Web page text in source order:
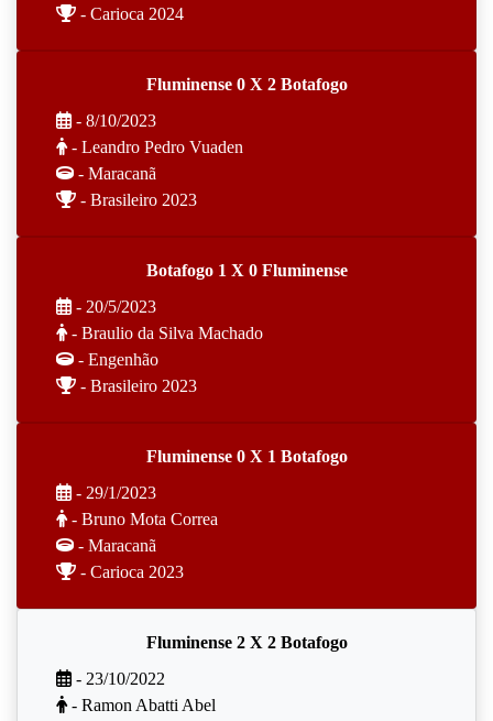
- Carioca 2024
Fluminense 0 X 2 Botafogo
- 8/10/2023
- Leandro Pedro Vuaden
- Maracanã
- Brasileiro 2023
Botafogo 1 X 0 Fluminense
- 20/5/2023
- Braulio da Silva Machado
- Engenhão
- Brasileiro 2023
Fluminense 0 X 1 Botafogo
- 29/1/2023
- Bruno Mota Correa
- Maracanã
- Carioca 2023
Fluminense 2 X 2 Botafogo
- 23/10/2022
- Ramon Abatti Abel